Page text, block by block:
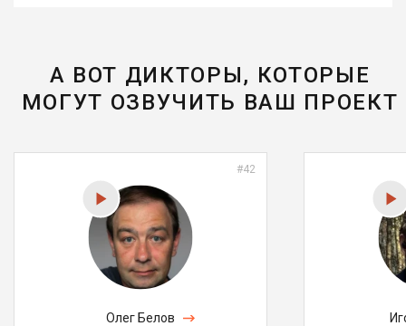
А ВОТ ДИКТОРЫ, КОТОРЫЕ
МОГУТ ОЗВУЧИТЬ ВАШ ПРОЕКТ
#42
Олег Белов